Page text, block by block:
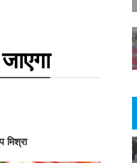
मिश्रा